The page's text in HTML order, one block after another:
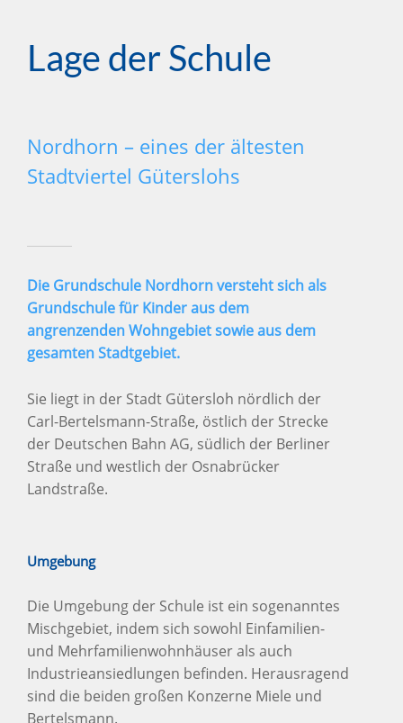
Lage der Schule
Nordhorn – eines der ältesten
Stadtviertel Güterslohs
Die Grundschule Nordhorn versteht sich als
Grundschule für Kinder aus dem
angrenzenden Wohngebiet sowie aus dem
gesamten Stadtgebiet.
Sie liegt in der Stadt Gütersloh nördlich der
Carl-Bertelsmann-Straße, östlich der Strecke
der Deutschen Bahn AG, südlich der Berliner
Straße und westlich der Osnabrücker
Landstraße.
Umgebung
Die Umgebung der Schule ist ein sogenanntes
Mischgebiet, indem sich sowohl Einfamilien-
und Mehrfamilienwohnhäuser als auch
Industrieansiedlungen befinden. Herausragend
sind die beiden großen Konzerne Miele und
Bertelsmann.